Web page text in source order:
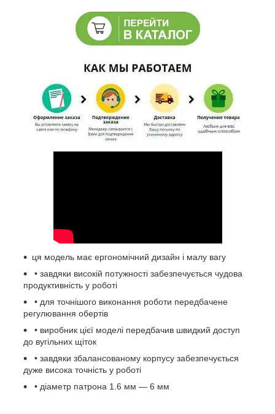
ця модель має ергономічний дизайн і малу вагу
• завдяки високій потужності забезпечується чудова
продуктивність у роботі
• для точнішого виконання роботи передбачене
регулювання обертів
• виробник цієї моделі передбачив швидкий доступ
до вугільних щіток
• завдяки збалансованому корпусу забезпечується
дуже висока точність у роботі
• діаметр патрона 1.6 мм — 6 мм